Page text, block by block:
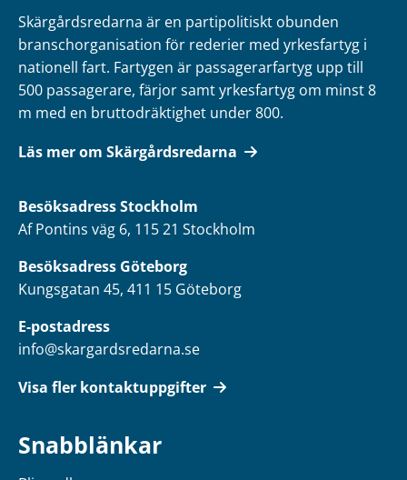
Skärgårdsredarna är en partipolitiskt obunden
branschorganisation för rederier med yrkesfartyg i
nationell fart. Fartygen är passagerarfartyg upp till
500 passagerare, färjor samt yrkesfartyg om minst 8
m med en bruttodräktighet under 800.
Läs mer om Skärgårdsredarna
BesöksadressStockholm
Af Pontins väg 6, 115 21 Stockholm
Besöksadress Göteborg
Kungsgatan 45, 411 15 Göteborg
E-postadress
info@skargardsredarna.se
Visa fler kontaktuppgifter
Snabblänkar